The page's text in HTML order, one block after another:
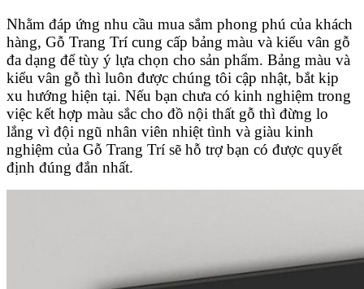
Nhằm đáp ứng nhu cầu mua sắm phong phú của khách
hàng, Gỗ Trang Trí cung cấp bảng màu và kiểu vân gỗ
đa dạng để tùy ý lựa chọn cho sản phẩm. Bảng màu và
kiểu vân gỗ thì luôn được chúng tôi cập nhật, bắt kịp
xu hướng hiện tại. Nếu bạn chưa có kinh nghiệm trong
việc kết hợp màu sắc cho đồ nội thất gỗ thì đừng lo
lắng vì đội ngũ nhân viên nhiệt tình và giàu kinh
nghiệm của Gỗ Trang Trí sẽ hỗ trợ bạn có được quyết
định đúng đắn nhất.